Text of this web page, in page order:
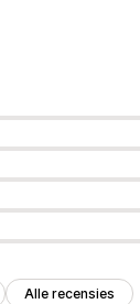
Alle recensies